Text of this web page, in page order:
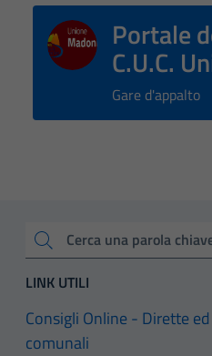
Portale
C.U.C.
Gare d'appalto
Cerca una parola chiave
LINK UTILI
Consigli Online - Dirette
comunali